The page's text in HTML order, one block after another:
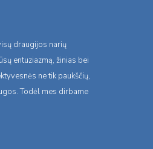
draugijos narių
entuziazmą, žinias bei
ne tik paukščių,
Todėl mes dirbame